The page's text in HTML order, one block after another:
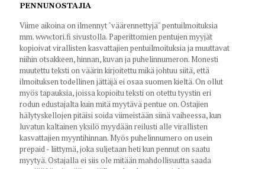
PENNUNOSTAJIA
Viime aikoina on ilmennyt "väärennettyjä" pentuilmoituksia
mm. www.tori.fi sivustolla. Paperittomien pentujen myyjät
kopioivat virallisten kasvattajien pentuilmoituksia ja muuttavat
niihin otsakkeen, hinnan, kuvan ja puhelinnumeron. Monesti
muutettu teksti on väärin kirjoitettu mikä johtuu siitä, että
ilmoituksen todellinen jättäjä ei osaa suomen kieltä. On ollut
myös tapauksia, joissa kopioitu teksti on otettu tyystin eri
rodun edustajalta kuin mitä myytävä pentue on. Ostajien
hälytyskellojen pitäisi soida viimeistään siinä vaiheessa, kun
luvatun kaltainen yksilö myydään reilusti alle virallisten
kasvattajien myyntihinnan. Myös puhelinnumero on usein
prepaid - liittymä, joka suljetaan heti kun pennut on saatu
myytyä. Ostajalla ei siis ole mitään mahdollisuutta saada